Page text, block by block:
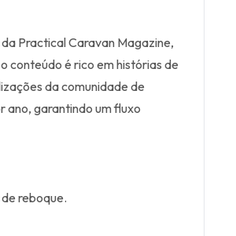
Practical Caravan Magazine,
conteúdo é rico em histórias de
da comunidade de
ano, garantindo um fluxo
reboque.